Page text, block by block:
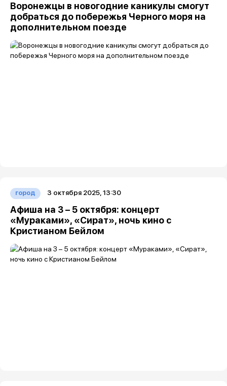
Воронежцы в новогодние каникулы смогут
добраться до побережья Черного моря на
дополнительном поезде
город 3 октября 2025, 13:30
Афиша на 3 – 5 октября: концерт
«Мураками», «Сират», ночь кино с
Кристианом Бейлом